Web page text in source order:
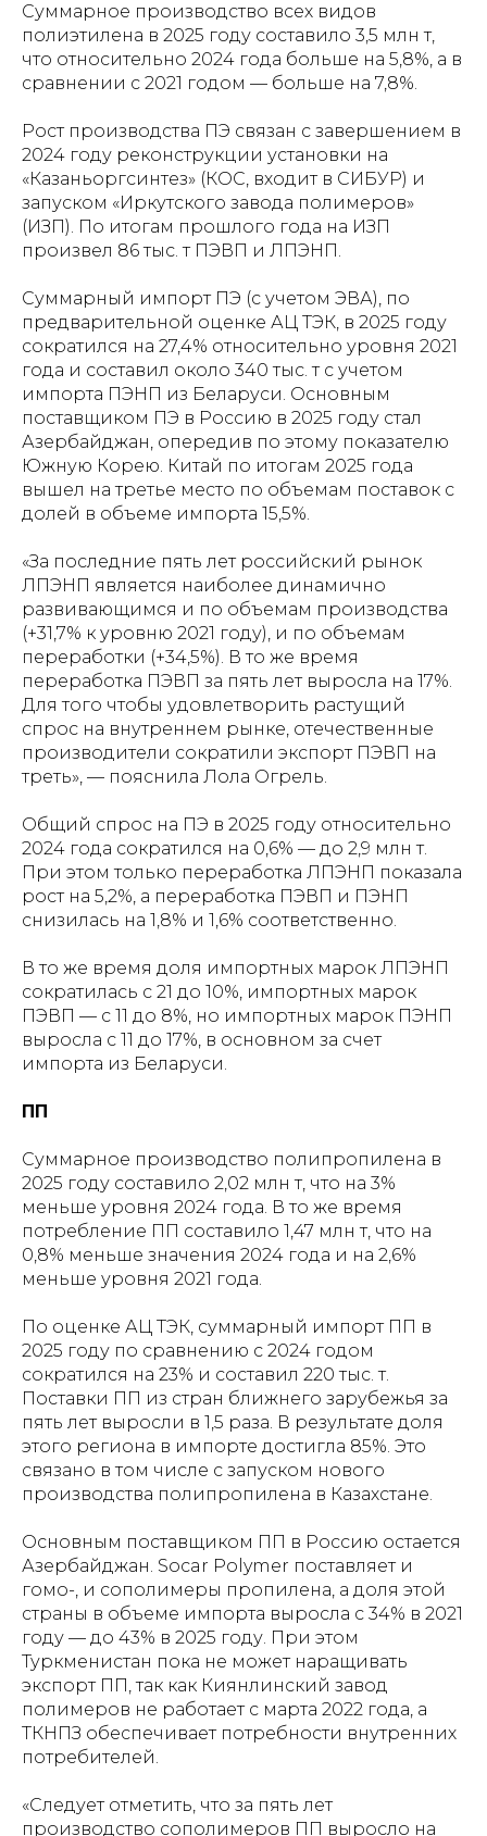
Суммарное производство всех видов
полиэтилена в 2025 году составило 3,5 млн т,
что относительно 2024 года больше на 5,8%, а в
сравнении с 2021 годом — больше на 7,8%.
Рост производства ПЭ связан с завершением в
2024 году реконструкции установки на
«Казаньоргсинтез» (КОС, входит в СИБУР) и
запуском «Иркутского завода полимеров»
(ИЗП). По итогам прошлого года на ИЗП
произвел 86 тыс. т ПЭВП и ЛПЭНП.
Суммарный импорт ПЭ (с учетом ЭВА), по
предварительной оценке АЦ ТЭК, в 2025 году
сократился на 27,4% относительно уровня 2021
года и составил около 340 тыс. т с учетом
импорта ПЭНП из Беларуси. Основным
поставщиком ПЭ в Россию в 2025 году стал
Азербайджан, опередив по этому показателю
Южную Корею. Китай по итогам 2025 года
вышел на третье место по объемам поставок с
долей в объеме импорта 15,5%.
«За последние пять лет российский рынок
ЛПЭНП является наиболее динамично
развивающимся и по объемам производства
(+31,7% к уровню 2021 году), и по объемам
переработки (+34,5%). В то же время
переработка ПЭВП за пять лет выросла на 17%.
Для того чтобы удовлетворить растущий
спрос на внутреннем рынке, отечественные
производители сократили экспорт ПЭВП на
треть», — пояснила Лола Огрель.
Общий спрос на ПЭ в 2025 году относительно
2024 года сократился на 0,6% — до 2,9 млн т.
При этом только переработка ЛПЭНП показала
рост на 5,2%, а переработка ПЭВП и ПЭНП
снизилась на 1,8% и 1,6% соответственно.
В то же время доля импортных марок ЛПЭНП
сократилась с 21 до 10%, импортных марок
ПЭВП — с 11 до 8%, но импортных марок ПЭНП
выросла с 11 до 17%, в основном за счет
импорта из Беларуси.
ПП
Суммарное производство полипропилена в
2025 году составило 2,02 млн т, что на 3%
меньше уровня 2024 года. В то же время
потребление ПП составило 1,47 млн т, что на
0,8% меньше значения 2024 года и на 2,6%
меньше уровня 2021 года.
По оценке АЦ ТЭК, суммарный импорт ПП в
2025 году по сравнению с 2024 годом
сократился на 23% и составил 220 тыс. т.
Поставки ПП из стран ближнего зарубежья за
пять лет выросли в 1,5 раза. В результате доля
этого региона в импорте достигла 85%. Это
связано в том числе с запуском нового
производства полипропилена в Казахстане.
Основным поставщиком ПП в Россию остается
Азербайджан. Socar Polymer поставляет и
гомо-, и сополимеры пропилена, а доля этой
страны в объеме импорта выросла с 34% в 2021
году — до 43% в 2025 году. При этом
Туркменистан пока не может наращивать
экспорт ПП, так как Киянлинский завод
полимеров не работает с марта 2022 года, а
ТКНПЗ обеспечивает потребности внутренних
потребителей.
«Следует отметить, что за пять лет
производство сополимеров ПП выросло на